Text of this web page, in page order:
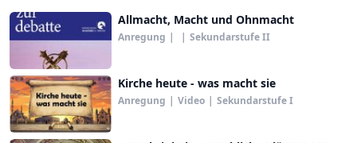
Allmacht, Macht und Ohnmacht
Anregung | | Sekundarstufe II
Kirche heute - was macht sie
Anregung | Video | Sekundarstufe I